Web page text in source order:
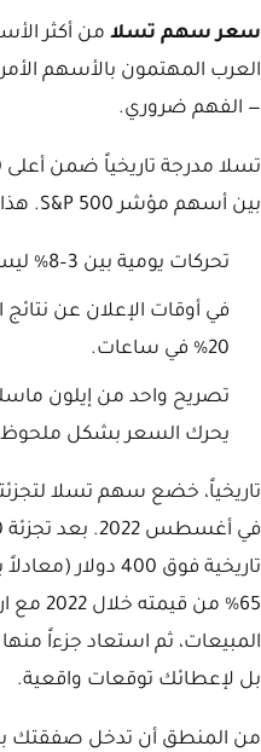
سعر سهم تسلا من أكثر
العرب المهتمون بالأسهم
— الفهم ضروري.
بين أسهم مؤشر S&P 500. هذا يعني:
تحركات يومية بين 3–8% ليست استثنائية.
20% في ساعات.
يحرك السعر بشكل ملحوظ
تاريخية فوق 400
65% من
المبيعات، ثم استعاد جزءاً
بل لإعطائك توقعات واقعية.